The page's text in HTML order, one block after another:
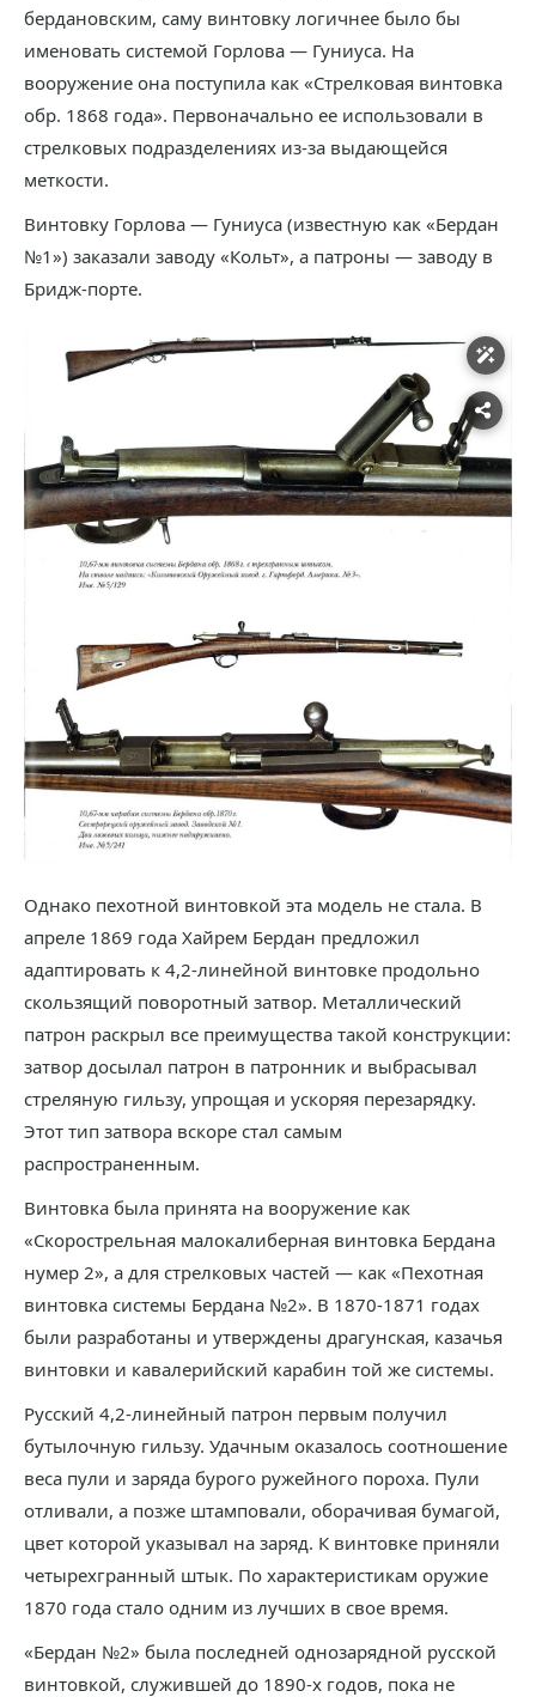
бердановским, саму винтовку логичнее было бы
именовать системой Горлова — Гуниуса. На
вооружение она поступила как «Стрелковая винтовка
обр. 1868 года». Первоначально ее использовали в
стрелковых подразделениях из-за выдающейся
меткости.
Винтовку Горлова — Гуниуса (известную как «Бердан
№1») заказали заводу «Кольт», а патроны — заводу в
Бридж-порте.
Однако пехотной винтовкой эта модель не стала. В
апреле 1869 года Хайрем Бердан предложил
адаптировать к 4,2-линейной винтовке продольно
скользящий поворотный затвор. Металлический
патрон раскрыл все преимущества такой конструкции:
затвор досылал патрон в патронник и выбрасывал
стреляную гильзу, упрощая и ускоряя перезарядку.
Этот тип затвора вскоре стал самым
распространенным.
Винтовка была принята на вооружение как
«Скорострельная малокалиберная винтовка Бердана
нумер 2», а для стрелковых частей — как «Пехотная
винтовка системы Бердана №2». В 1870-1871 годах
были разработаны и утверждены драгунская, казачья
винтовки и кавалерийский карабин той же системы.
Русский 4,2-линейный патрон первым получил
бутылочную гильзу. Удачным оказалось соотношение
веса пули и заряда бурого ружейного пороха. Пули
отливали, а позже штамповали, оборачивая бумагой,
цвет которой указывал на заряд. К винтовке приняли
четырехгранный штык. По характеристикам оружие
1870 года стало одним из лучших в свое время.
«Бердан №2» была последней однозарядной русской
винтовкой, служившей до 1890-х годов, пока не